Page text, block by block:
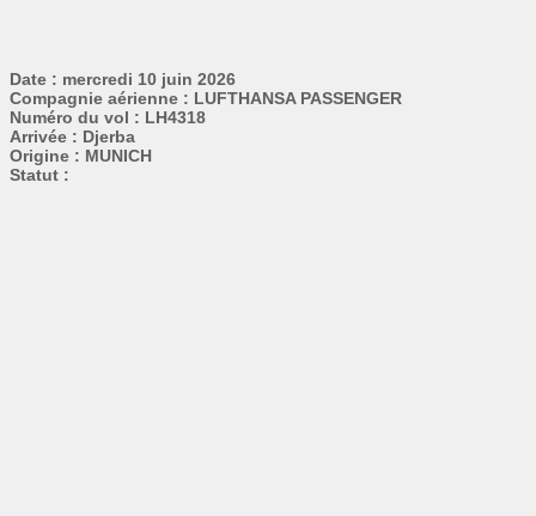
Date : mercredi 10 juin 2026
Compagnie aérienne : LUFTHANSA PASSENGER
Numéro du vol : LH4318
Arrivée : Djerba
Origine : MUNICH
Statut :